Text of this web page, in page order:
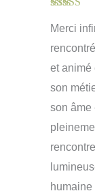
Merci
et animé
son
son âme